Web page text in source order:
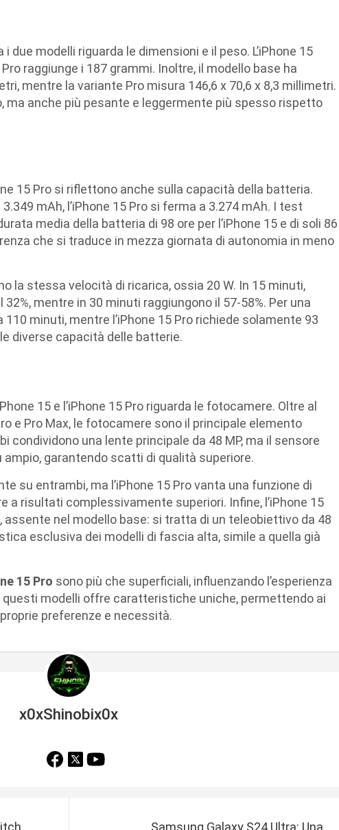
due modelli riguarda le dimensioni e il peso. L’iPhone 15
raggiunge i 187 grammi. Inoltre, il modello base ha
mentre la variante Pro misura 146,6 x 70,6 x 8,3 millimetri.
ma anche più pesante e leggermente più spesso rispetto
15 Pro si riflettono anche sulla capacità della batteria.
mAh, l’iPhone 15 Pro si ferma a 3.274 mAh. I test
media della batteria di 98 ore per l’iPhone 15 e di soli 86
che si traduce in mezza giornata di autonomia in meno
la stessa velocità di ricarica, ossia 20 W. In 15 minuti,
mentre in 30 minuti raggiungono il 57-58%. Per una
minuti, mentre l’iPhone 15 Pro richiede solamente 93
diverse capacità delle batterie.
15 e l’iPhone 15 Pro riguarda le fotocamere. Oltre al
e Pro Max, le fotocamere sono il principale elemento
condividono una lente principale da 48 MP, ma il sensore
ampio, garantendo scatti di qualità superiore.
su entrambi, ma l’iPhone 15 Pro vanta una funzione di
a risultati complessivamente superiori. Infine, l’iPhone 15
nel modello base: si tratta di un teleobiettivo da 48
esclusiva dei modelli di fascia alta, simile a quella già
15 Pro sono più che superficiali, influenzando l’esperienza
questi modelli offre caratteristiche uniche, permettendo ai
preferenze e necessità.
x0xShinobix0x